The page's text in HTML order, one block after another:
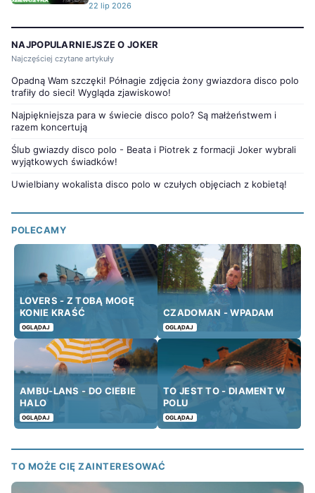
22 lip 2026
NAJPOPULARNIEJSZE O JOKER
Najczęściej czytane artykuły
Opadną Wam szczęki! Półnagie zdjęcia żony gwiazdora disco polo
trafiły do sieci! Wygląda zjawiskowo!
Najpiękniejsza para w świecie disco polo? Są małżeństwem i
razem koncertują
Ślub gwiazdy disco polo - Beata i Piotrek z formacji Joker wybrali
wyjątkowych świadków!
Uwielbiany wokalista disco polo w czułych objęciach z kobietą!
POLECAMY
LOVERS - Z TOBĄ MOGĘ
KONIE KRAŚĆ
OGLĄDAJ
CZADOMAN - WPADAM
OGLĄDAJ
AMBU-LANS - DO CIEBIE
HALO
OGLĄDAJ
TO JEST TO - DIAMENT W
POLU
OGLĄDAJ
TO MOŻE CIĘ ZAINTERESOWAĆ